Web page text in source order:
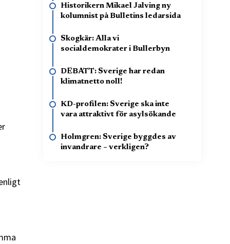
Historikern Mikael Jalving ny
kolumnist på Bulletins ledarsida
Skogkär: Alla vi
socialdemokrater i Bullerbyn
DEBATT: Sverige har redan
klimatnetto noll!
KD-profilen: Sverige ska inte
vara attraktivt för asylsökande
Holmgren: Sverige byggdes av
invandrare – verkligen?